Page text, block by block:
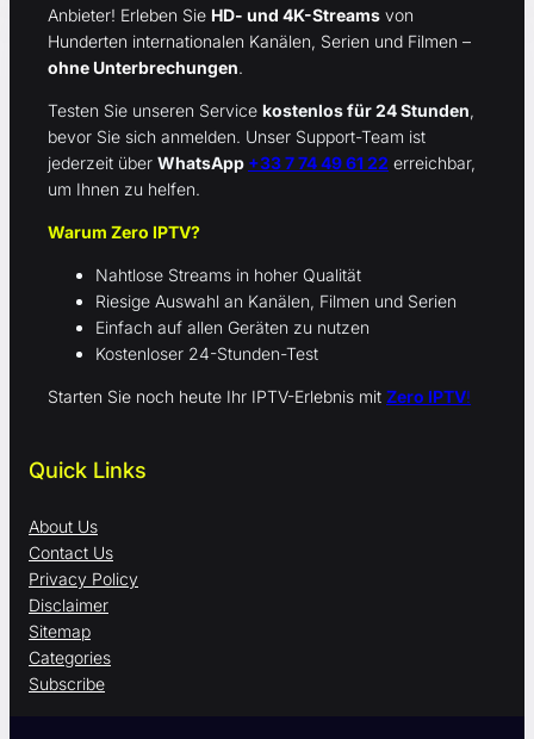
Anbieter! Erleben Sie HD- und 4K-Streams von
Hunderten internationalen Kanälen, Serien und Filmen –
ohne Unterbrechungen.
Testen Sie unseren Service kostenlos für 24 Stunden,
bevor Sie sich anmelden. Unser Support-Team ist
jederzeit über WhatsApp +33 7 74 49 61 22 erreichbar,
um Ihnen zu helfen.
Warum Zero IPTV?
Nahtlose Streams in hoher Qualität
Riesige Auswahl an Kanälen, Filmen und Serien
Einfach auf allen Geräten zu nutzen
Kostenloser 24-Stunden-Test
Starten Sie noch heute Ihr IPTV-Erlebnis mit Zero IPTV!
Quick Links
About Us
Contact Us
Privacy Policy
Disclaimer
Sitemap
Categories
Subscribe